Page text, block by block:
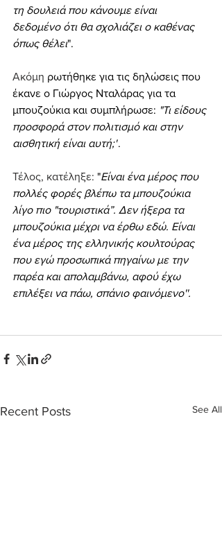
τη δουλειά που κάνουμε είναι
δεδομένο ότι θα σχολιάζει ο καθένας
όπως θέλει".
Ακόμη ρωτήθηκε για τις δηλώσεις που
έκανε ο Γιώργος Νταλάρας για τα
μπουζούκια και συμπλήρωσε: "Τι είδους
προσφορά στον πολιτισμό και στην
αισθητική είναι αυτή;".
Τέλος, κατέληξε: "Είναι ένα μέρος που
πολλές φορές βλέπω τα μπουζούκια
λίγο πιο "τουριστικά”. Δεν ήξερα τα
μπουζούκια μέχρι να έρθω εδώ. Είναι
ένα μέρος της ελληνικής κουλτούρας
που εγώ προσωπικά πηγαίνω με την
παρέα και απολαμβάνω, αφού έχω
επιλέξει να πάω, σπάνιο φαινόμενο''.
Recent Posts See All